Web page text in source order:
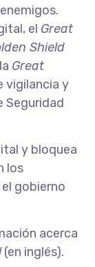
el Great
Shield
Great
vigilancia y
Seguridad
y bloquea
los
gobierno
acerca
(en inglés).